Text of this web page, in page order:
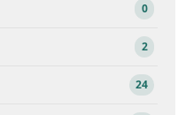
0
2
24